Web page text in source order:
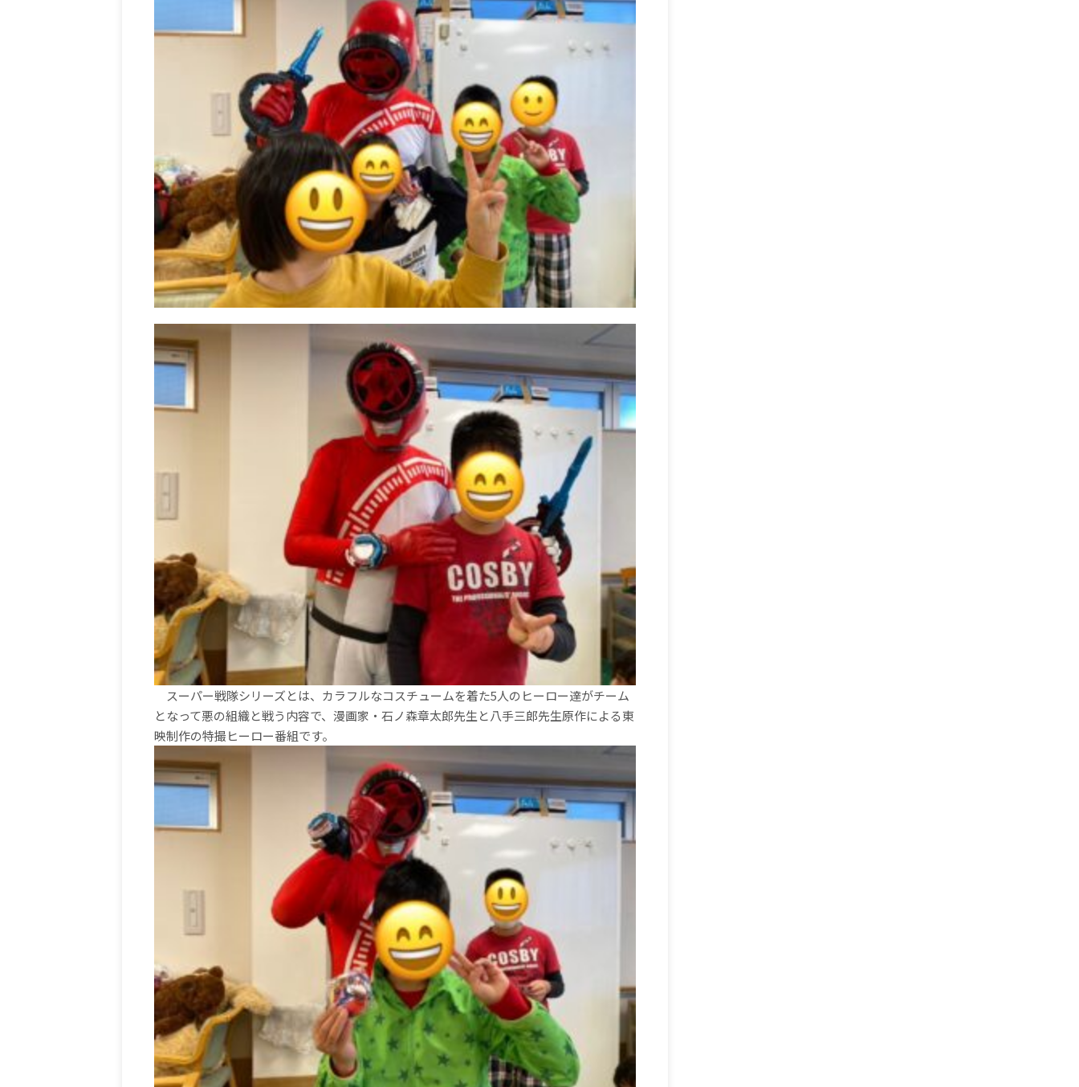
スーパー戦隊シリーズとは、カラフルなコスチュームを着た5人のヒーロー達がチーム
となって悪の組織と戦う内容で、漫画家・石ノ森章太郎先生と八手三郎先生原作による東
映制作の特撮ヒーロー番組です。